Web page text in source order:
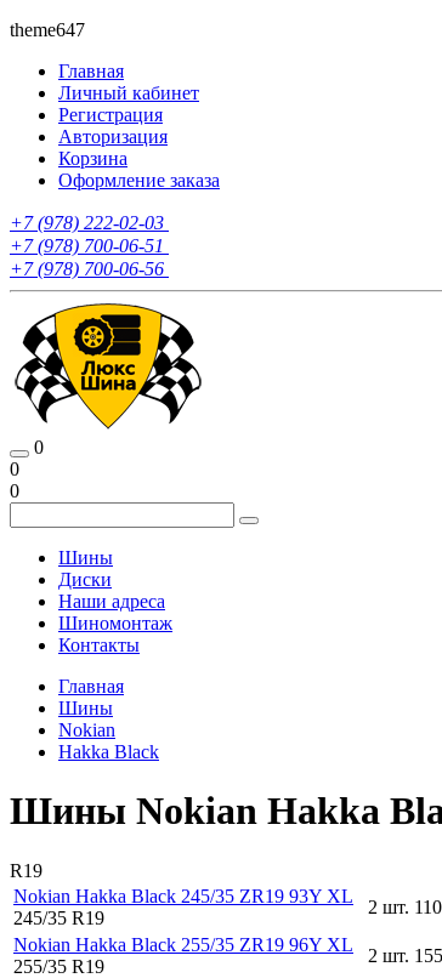
theme647
Главная
Личный кабинет
Регистрация
Авторизация
Корзина
Оформление заказа
+7 (978) 222-02-03
+7 (978) 700-06-51
+7 (978) 700-06-56
0
0
0
Шины
Диски
Наши адреса
Шиномонтаж
Контакты
Главная
Шины
Nokian
Hakka Black
Шины Nokian Hakka
R19
Nokian Hakka Black 245/35 ZR19 93Y XL
245/35 R19
2 шт.
Nokian Hakka Black 255/35 ZR19 96Y XL
255/35 R19
2 шт.